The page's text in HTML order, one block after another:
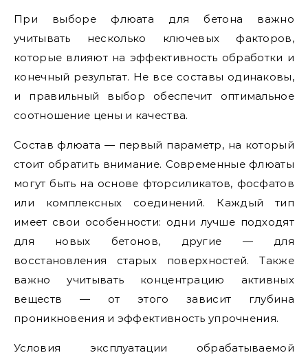
При выборе флюата для бетона важно
учитывать несколько ключевых факторов,
которые влияют на эффективность обработки и
конечный результат. Не все составы одинаковы,
и правильный выбор обеспечит оптимальное
соотношение цены и качества.
Состав флюата — первый параметр, на который
стоит обратить внимание. Современные флюаты
могут быть на основе фторсиликатов, фосфатов
или комплексных соединений. Каждый тип
имеет свои особенности: одни лучше подходят
для новых бетонов, другие — для
восстановления старых поверхностей. Также
важно учитывать концентрацию активных
веществ — от этого зависит глубина
проникновения и эффективность упрочнения.
Условия эксплуатации обрабатываемой